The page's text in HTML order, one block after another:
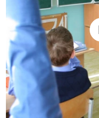
No media